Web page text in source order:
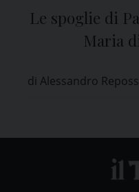
Le spoglie di
Maria
di Alessandro Repossi